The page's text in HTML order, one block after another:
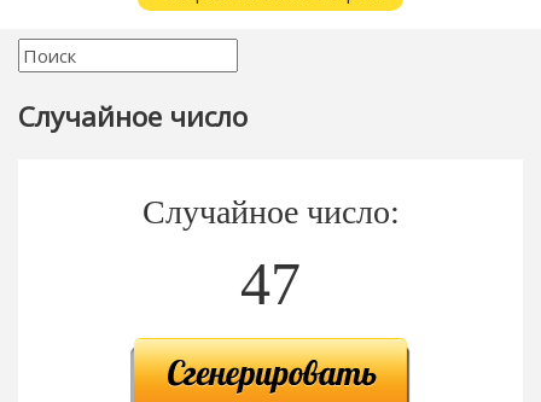
Случайное число
Случайное число:
47